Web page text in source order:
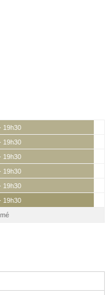
19h30
19h30
19h30
19h30
19h30
19h30